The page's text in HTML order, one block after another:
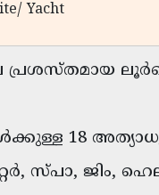
Yacht
പ്രശസ്തമായ
18
സ്പാ,